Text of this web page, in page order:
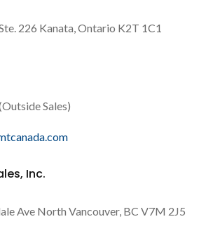
226 Kanata, Ontario K2T 1C1
Sales)
Inc.
Ave North Vancouver, BC V7M 2J5